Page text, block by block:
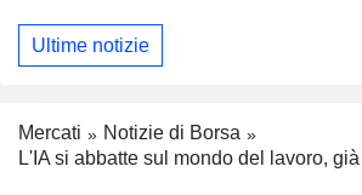
Ultime notizie
Mercati
Notizie di Borsa
L'IA si abbatte sul mondo del lavoro,